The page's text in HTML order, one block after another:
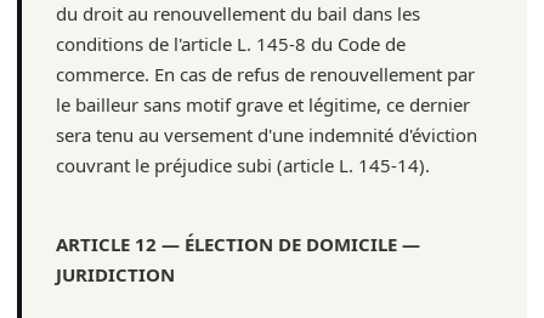
du droit au renouvellement du bail dans les
conditions de l'article L. 145-8 du Code de
commerce. En cas de refus de renouvellement par
le bailleur sans motif grave et légitime, ce dernier
sera tenu au versement d'une indemnité d'éviction
couvrant le préjudice subi (article L. 145-14).
ARTICLE 12 — ÉLECTION DE DOMICILE —
JURIDICTION